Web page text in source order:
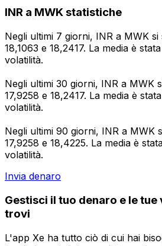
INR a MWK statistiche
Negli ultimi 7 giorni, INR a MWK
18,1063 e 18,2417. La media è
volatilità.
Negli ultimi 30 giorni, INR a MWK
17,9258 e 18,2417. La media è
volatilità.
Negli ultimi 90 giorni, INR a MWK
17,9258 e 18,4225. La media è
volatilità.
Invia denaro
Gestisci il tuo denaro e le
trovi
L'app Xe ha tutto ciò di cui hai